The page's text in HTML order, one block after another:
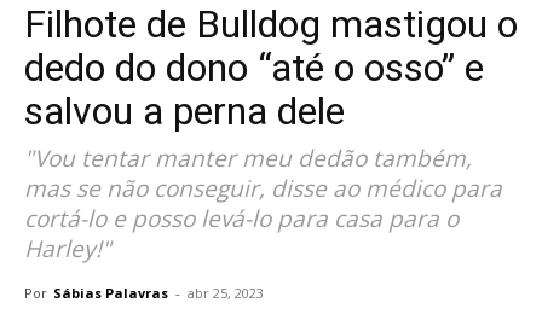
Filhote de Bulldog mastigou o
dedo do dono “até o osso” e
salvou a perna dele
"Vou tentar manter meu dedão também,
mas se não conseguir, disse ao médico para
cortá-lo e posso levá-lo para casa para o
Harley!"
Por Sábias Palavras - abr 25, 2023